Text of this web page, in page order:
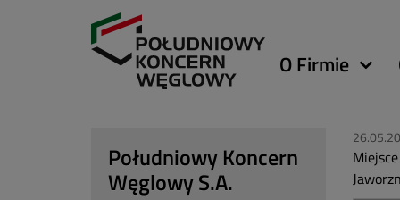
Główna
O Firmie
Południowy Koncern
Węglowy S.A.